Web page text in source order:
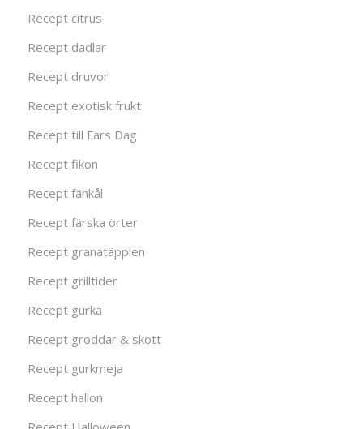
Recept citrus
Recept dadlar
Recept druvor
Recept exotisk frukt
Recept till Fars Dag
Recept fikon
Recept fänkål
Recept färska örter
Recept granatäpplen
Recept grilltider
Recept gurka
Recept groddar & skott
Recept gurkmeja
Recept hallon